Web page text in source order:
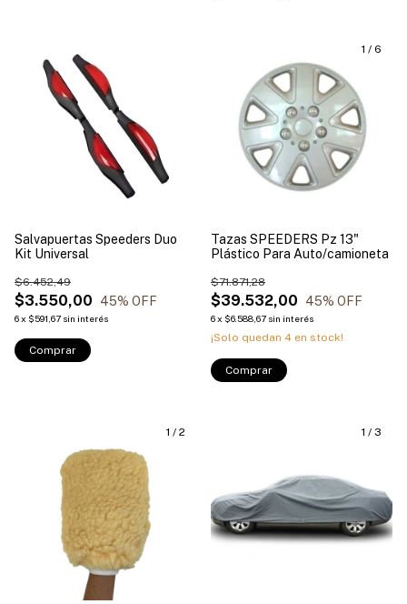
Salvapuertas Speeders Duo
Kit Universal
$3.550,00
$6.452,49
45% OFF
6x $591,67 sin interés
Comprar
1 / 6
Tazas SPEEDERS Pz 13"
Plástico Para Auto/camioneta
$39.532,00
$71.871,28
45% OFF
6x $6.588,67 sin interés
¡Solo quedan 4 en stock!
Comprar
1 / 2 1 / 3